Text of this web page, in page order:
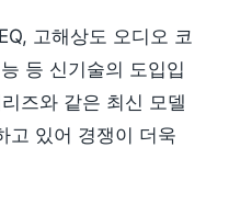
고해상도 오디오 코
등 신기술의 도입입
즈와 같은 최신 모델
고 있어 경쟁이 더욱